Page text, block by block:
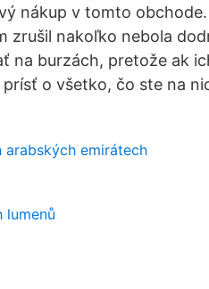
nákup v tomto
zrušil nakoľko nebola
na burzách, pretože ak
o všetko, čo ste na
emirátech
lumenů